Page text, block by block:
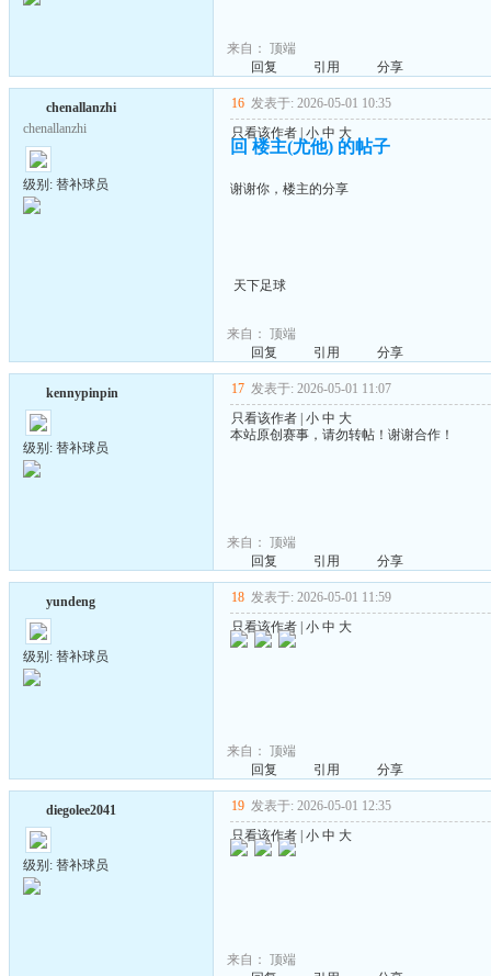
来自： 顶端
回复
引用 分享
chenallanzhi
chenallanzhi
级别: 替补球员
16 发表于: 2026-05-01 10:35
只看该作者 小 中 大
回 楼主(尤他) 的帖子
谢谢你，楼主的分享
天下足球
来自： 顶端
回复
引用 分享
kennypinpin
级别: 替补球员
17 发表于: 2026-05-01 11:07
只看该作者 小 中 大
本站原创赛事，请勿转帖！谢谢合作！
来自： 顶端
回复
引用 分享
yundeng
级别: 替补球员
18 发表于: 2026-05-01 11:59
只看该作者 小 中 大
来自： 顶端
回复
引用 分享
diegolee2041
级别: 替补球员
19 发表于: 2026-05-01 12:35
只看该作者 小 中 大
来自： 顶端